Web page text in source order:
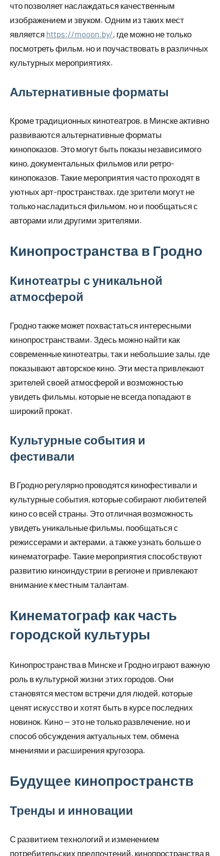
что позволяет наслаждаться качественным
изображением и звуком. Одним из таких мест
является https://mooon.by/, где можно не только
посмотреть фильм, но и поучаствовать в различных
культурных мероприятиях.
Альтернативные форматы
Кроме традиционных кинотеатров, в Минске активно
развиваются альтернативные форматы
кинопоказов. Это могут быть показы независимого
кино, документальных фильмов или ретро-
кинопоказов. Такие мероприятия часто проходят в
уютных арт-пространствах, где зрители могут не
только насладиться фильмом, но и пообщаться с
авторами или другими зрителями.
Кинопространства в Гродно
Кинотеатры с уникальной
атмосферой
Гродно также может похвастаться интересными
кинопространствами. Здесь можно найти как
современные кинотеатры, так и небольшие залы, где
показывают авторское кино. Эти места привлекают
зрителей своей атмосферой и возможностью
увидеть фильмы, которые не всегда попадают в
широкий прокат.
Культурные события и
фестивали
В Гродно регулярно проводятся кинофестивали и
культурные события, которые собирают любителей
кино со всей страны. Это отличная возможность
увидеть уникальные фильмы, пообщаться с
режиссерами и актерами, а также узнать больше о
кинематографе. Такие мероприятия способствуют
развитию киноиндустрии в регионе и привлекают
внимание к местным талантам.
Кинематограф как часть
городской культуры
Кинопространства в Минске и Гродно играют важную
роль в культурной жизни этих городов. Они
становятся местом встречи для людей, которые
ценят искусство и хотят быть в курсе последних
новинок. Кино — это не только развлечение, но и
способ обсуждения актуальных тем, обмена
мнениями и расширения кругозора.
Будущее кинопространств
Тренды и инновации
С развитием технологий и изменением
потребительских предпочтений, кинопространства в